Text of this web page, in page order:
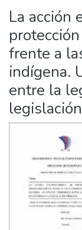
Estadísticas
La acción
frente a
indígena.
entre la